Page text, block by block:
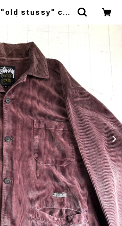
"old stussy" cor